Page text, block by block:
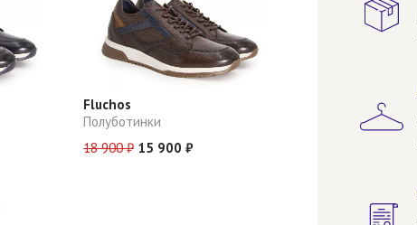
Fluchos
Полуботинки
18 900 ₽ 15 900 ₽